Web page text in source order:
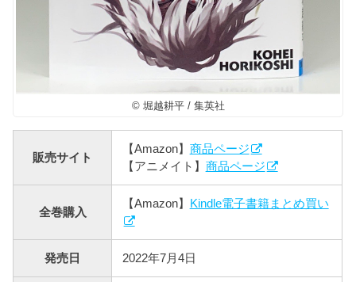
© 堀越耕平 / 集英社
販売サイト
【Amazon】 商品ページ
【アニメイト】 商品ページ
全巻購入
【Amazon】 Kindle電子書籍まとめ買い
発売日 2022年7月4日